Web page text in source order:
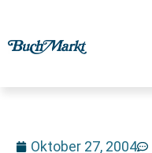
Oktober 27, 2004